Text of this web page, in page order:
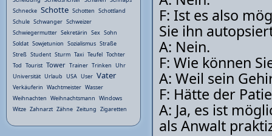
F: Ist es also
Sie ihn
A: Nein.
F: Wie können
A: Weil sein
F: Hätte der
A: Ja, es ist
als Anwalt
Schnecke Schotte Schotten Schottland
Schule Schwanger Schweizer
Schwiegermutter Sekretärin Sex Sohn
Soldat Sowjetunion Sozialismus Straße
Streß Student Sturm Taxi Teufel Tochter
Tod Tourist Tower Trainer Trinken Uhr
Universität Urlaub USA User Vater
Verkäuferin Wachtmeister Wasser
Weihnachten Weihnachtsmann Windows
Witze Zahnarzt Zähne Zeitung Zigaretten